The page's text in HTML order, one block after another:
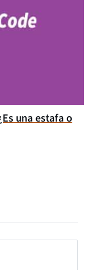
una estafa o